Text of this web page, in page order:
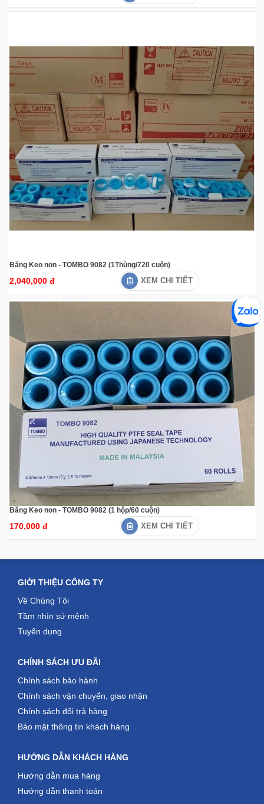
Băng Keo non - TOMBO 9082 (1Thùng/720 cuộn)
2,040,000 đ XEM CHI TIẾT
Băng Keo non - TOMBO 9082 (1 hộp/60 cuộn)
170,000 đ XEM CHI TIẾT
GIỚI THIỆU CÔNG TY
Về Chúng Tôi
Tầm nhìn sứ mệnh
Tuyển dụng
CHÍNH SÁCH ƯU ĐÃI
Chính sách bảo hành
Chính sách vận chuyển, giao nhận
Chính sách đổi trả hàng
Bảo mật thông tin khách hàng
HƯỚNG DẪN KHÁCH HÀNG
Hướng dẫn mua hàng
Hướng dẫn thanh toán